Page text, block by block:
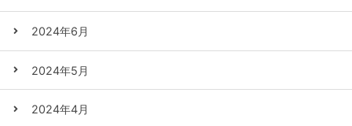
2024年6月
2024年5月
2024年4月